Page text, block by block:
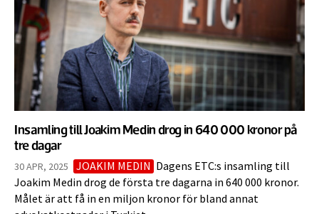
Insamling till Joakim Medin drog in 640 000 kronor på
tre dagar
30 APR, 2025 JOAKIM MEDIN Dagens ETC:s insamling till
Joakim Medin drog de första tre dagarna in 640 000 kronor.
Målet är att få in en miljon kronor för bland annat